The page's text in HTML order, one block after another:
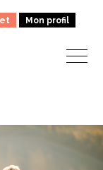
Mon profil